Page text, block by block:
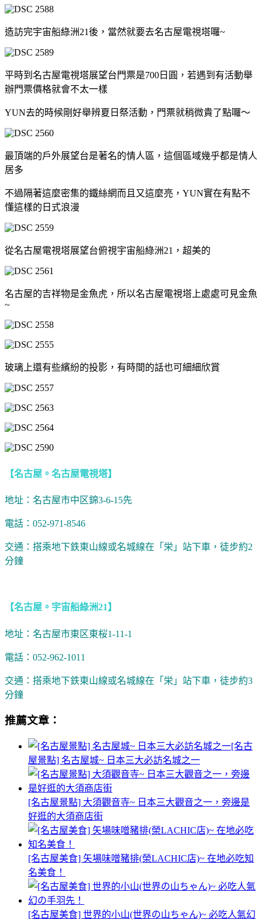
造訪完宇宙船綠洲21後，當然就要去名古屋電視塔囉~
平時到名古屋電視塔展望台門票是700日圓，若遇到有活動舉
辦門票價格就會不太一樣
YUN去的時候剛好舉辨夏日祭活動，門票就稍微貴了點囉～
最頂端的戶外展望台是著名的情人區，這個區域幾乎都是情人
居多
不過隔著這麼密集的鐵絲網而且又這麼亮，YUN實在有點不
懂這樣的日式浪漫
從名古屋電視塔展望台俯視宇宙船綠洲21，超美的
名古屋的吉祥物是金魚虎，所以名古屋電視塔上處處可見金魚
~
玻璃上還有些繽紛的投影，有時間的話也可細細欣賞
【名古屋。名古屋電視塔】
地址：名古屋市中区錦3-6-15先
電話：052-971-8546
交通：搭乘地下鉄東山線或名城線在「栄」站下車，徒步約2
分鐘
【名古屋。宇宙船綠洲21】
地址：名古屋市東区東桜1-11-1
電話：052-962-1011
交通：搭乘地下鉄東山線或名城線在「栄」站下車，徒步約3
分鐘
推薦文章：
[名古
屋景點] 名古屋城~ 日本三大必訪名城之一
[名古屋景點] 大須觀音寺~ 日本三大觀音之一，旁邊是
好逛的大須商店街
[名古屋美食] 矢場味噌豬排(榮LACHIC店)~ 在地必吃知
名美食！
[名古屋美食] 世界的小山(世界の山ちゃん)~ 必吃人氣幻